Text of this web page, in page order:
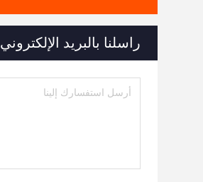
راسلنا بالبريد الإلكتروني